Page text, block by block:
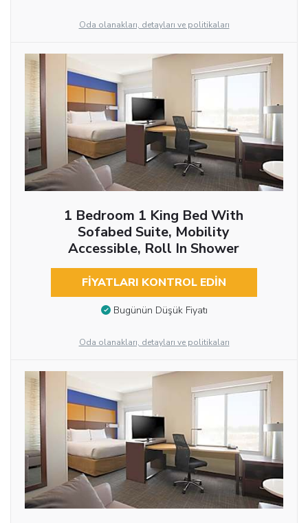
Oda olanakları, detayları ve politikaları
1 Bedroom 1 King Bed With
Sofabed Suite, Mobility
Accessible, Roll In Shower
FIYATLARI KONTROL EDIN
Bugünün Düşük Fiyatı
Oda olanakları, detayları ve politikaları